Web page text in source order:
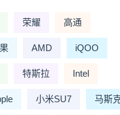
荣耀 高通
AMD iQOO
特斯拉 Intel
小米SU7 马斯